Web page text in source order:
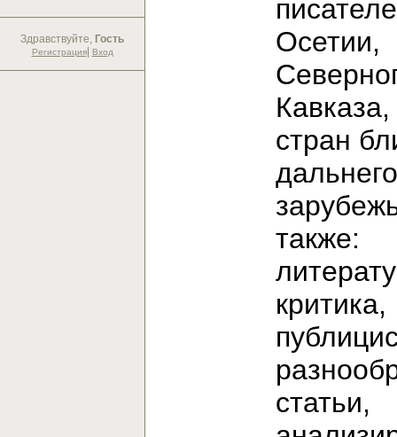
Здравствуйте, Гость
Регистрация| Вход
Осетии,
стран
дальнего
также:
критика,
статьи,